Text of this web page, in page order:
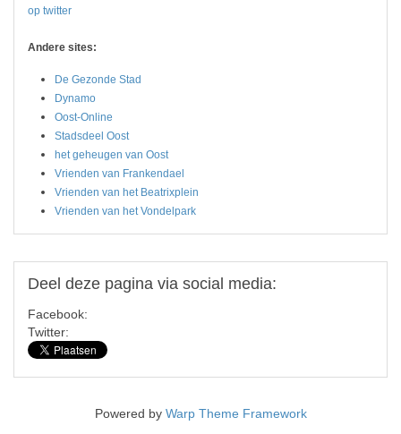
op twitter
Andere sites:
De Gezonde Stad
Dynamo
Oost-Online
Stadsdeel Oost
het geheugen van Oost
Vrienden van Frankendael
Vrienden van het Beatrixplein
Vrienden van het Vondelpark
Deel deze pagina via social media:
Facebook:
Twitter:
Powered by Warp Theme Framework